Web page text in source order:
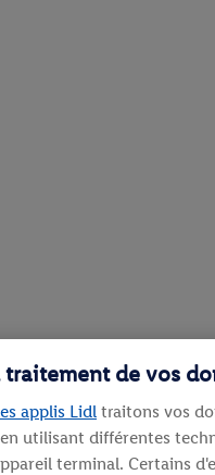
de vos
applis Lidl traitons vos
utilisant différentes
terminal. Certains